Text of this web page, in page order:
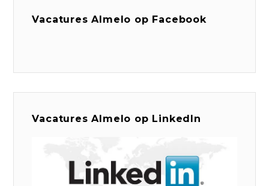
Vacatures Almelo op Facebook
Vacatures Almelo op LinkedIn